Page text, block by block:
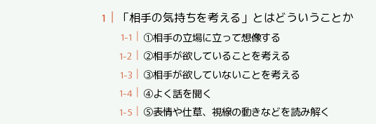
「相手の気持ちを考える」とはどういうことか
①相手の立場に立って想像する
②相手が欲していることを考える
③相手が欲していないことを考える
④よく話を聞く
⑤表情や仕草、視線の動きなどを読み解く